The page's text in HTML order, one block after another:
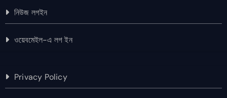
নিউজ লগইন
ওয়েবমেইল-এ লগ ইন
Privacy Policy